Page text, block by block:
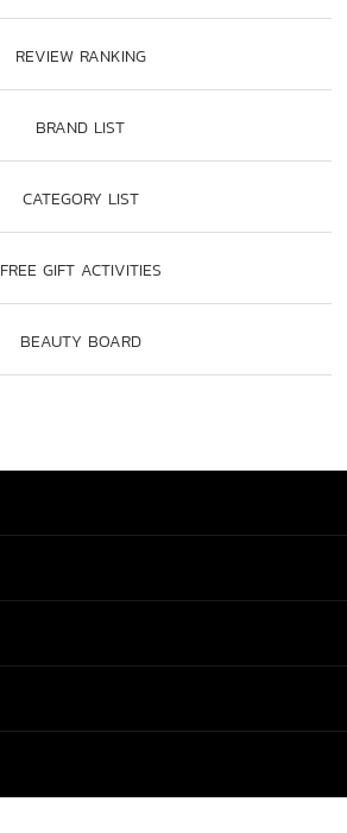
REVIEW RANKING
BRAND LIST
CATEGORY LIST
FREE GIFT ACTIVITIES
BEAUTY BOARD